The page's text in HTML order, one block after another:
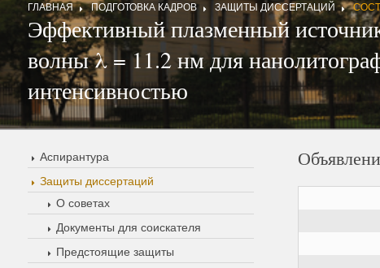
ГЛАВНАЯ ПОДГОТОВКА КАДРОВ ЗАЩИТЫ ДИССЕРТАЦИЙ
Эффективный плазменный
волны λ = 11.2 нм для
интенсивностью
Аспирантура
Защиты диссертаций
О советах
Документы для соискателя
Предстоящие защиты